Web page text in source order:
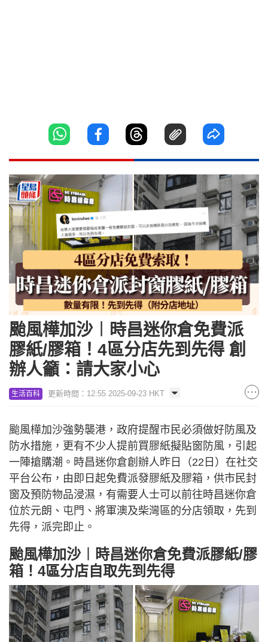
颱風樺加沙︱時昌迷你倉免費派
膠紙/膠箱！4區分店先到先得 創
辦人籲：請大家小心
生活百科 更新時間：12:55 2025-09-23 HKT
颱風樺加沙強勢襲港，政府提醒市民必須做好防風及
防水措施，更有不少人提前買膠紙擬貼窗防風，引起
一陣搶購潮。時昌迷你倉創辦人昨日（22日）在社交
平台公布，由即日起免費派發膠紙及膠箱，供市民封
窗及預防物品浸濕，有需要人士可以前往時昌迷你倉
位於元朗、屯門、將軍澳及柴灣區的分店領取，先到
先得，派完即止。
颱風樺加沙︱時昌迷你倉免費派膠紙/膠
箱！4區分店自取先到先得